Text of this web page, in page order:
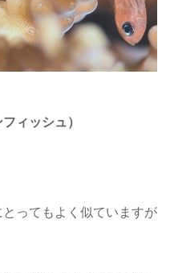
ィッシュ）
ってもよく似ていますが